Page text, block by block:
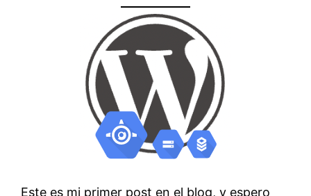
Este es mi primer post en el blog, y espero